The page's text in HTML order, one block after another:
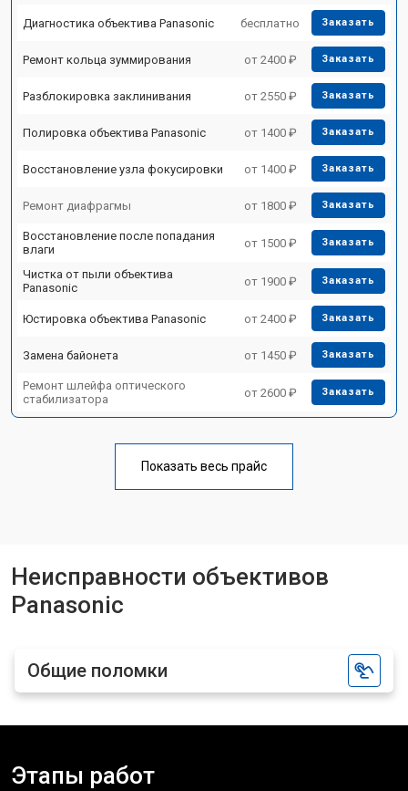
Диагностика объектива Panasonic бесплатно Заказать
Ремонт кольца зуммирования от 2400 ₽ Заказать
Разблокировка заклинивания от 2550 ₽ Заказать
Полировка объектива Panasonic от 1400 ₽ Заказать
Восстановление узла фокусировки от 1400 ₽ Заказать
Ремонт диафрагмы от 1800 ₽ Заказать
Восстановление после попадания
влаги
от 1500 ₽ Заказать
Чистка от пыли объектива
Panasonic
от 1900 ₽ Заказать
Юстировка объектива Panasonic от 2400 ₽ Заказать
Замена байонета от 1450 ₽ Заказать
Ремонт шлейфа оптического
стабилизатора
от 2600 ₽ Заказать
Показать весь прайс
Неисправности объективов
Panasonic
Общие поломки
Этапы работ